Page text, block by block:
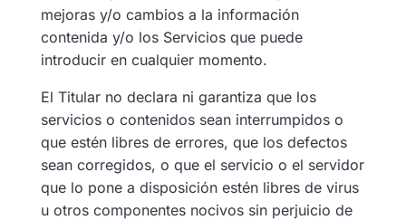
mejoras y/o cambios a la información
contenida y/o los Servicios que puede
introducir en cualquier momento.
El Titular no declara ni garantiza que los
servicios o contenidos sean interrumpidos o
que estén libres de errores, que los defectos
sean corregidos, o que el servicio o el servidor
que lo pone a disposición estén libres de virus
u otros componentes nocivos sin perjuicio de